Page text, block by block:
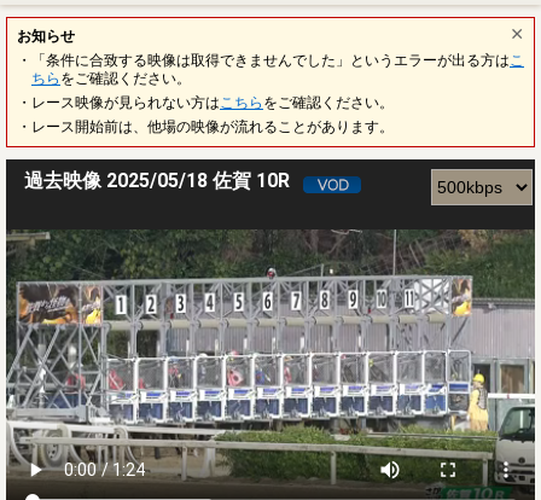
お知らせ
・「条件に合致する映像は取得できませんでした」というエラーが出る方は こ
ちら をご確認ください。
・レース映像が見られない方は こちら をご確認ください。
・レース開始前は、他場の映像が流れることがあります。
過去映像 2025/05/18 佐賀 10R